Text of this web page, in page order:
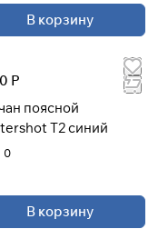
В корзину
Р
поясной
T2 синий
0
В корзину
2 недели